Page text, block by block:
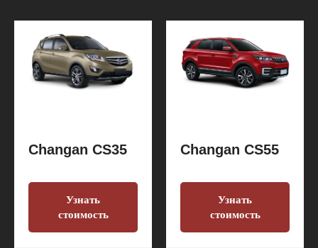
Changan CS35
Узнать
стоимость
Changan CS55
Узнать
стоимость